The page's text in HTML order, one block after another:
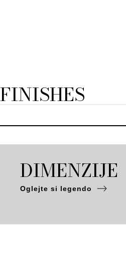
FINISHES
DIMENZIJE
Oglejte si legendo